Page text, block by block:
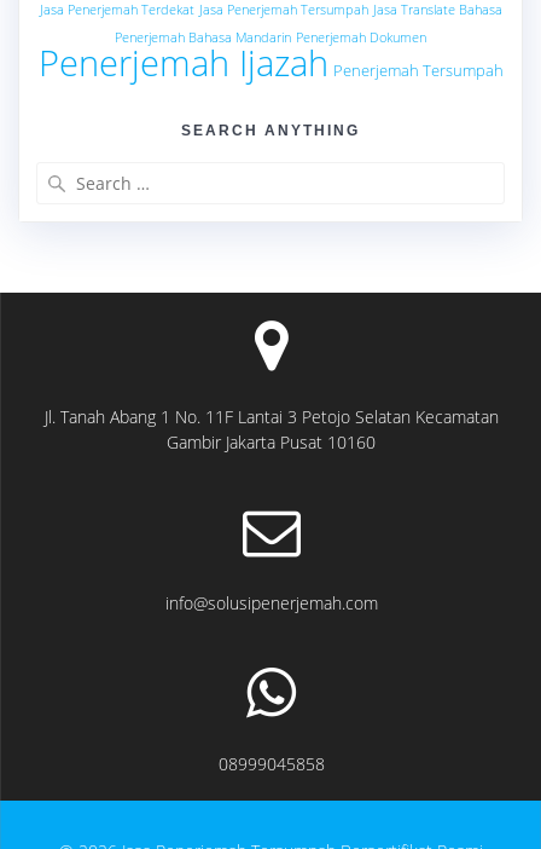
Jasa Penerjemah Terdekat Jasa Penerjemah Tersumpah Jasa Translate Bahasa
Penerjemah Bahasa Mandarin Penerjemah Dokumen
Penerjemah Ijazah Penerjemah Tersumpah
SEARCH ANYTHING
Jl. Tanah Abang 1 No. 11F Lantai 3 Petojo Selatan Kecamatan
Gambir Jakarta Pusat 10160
info@solusipenerjemah.com
08999045858